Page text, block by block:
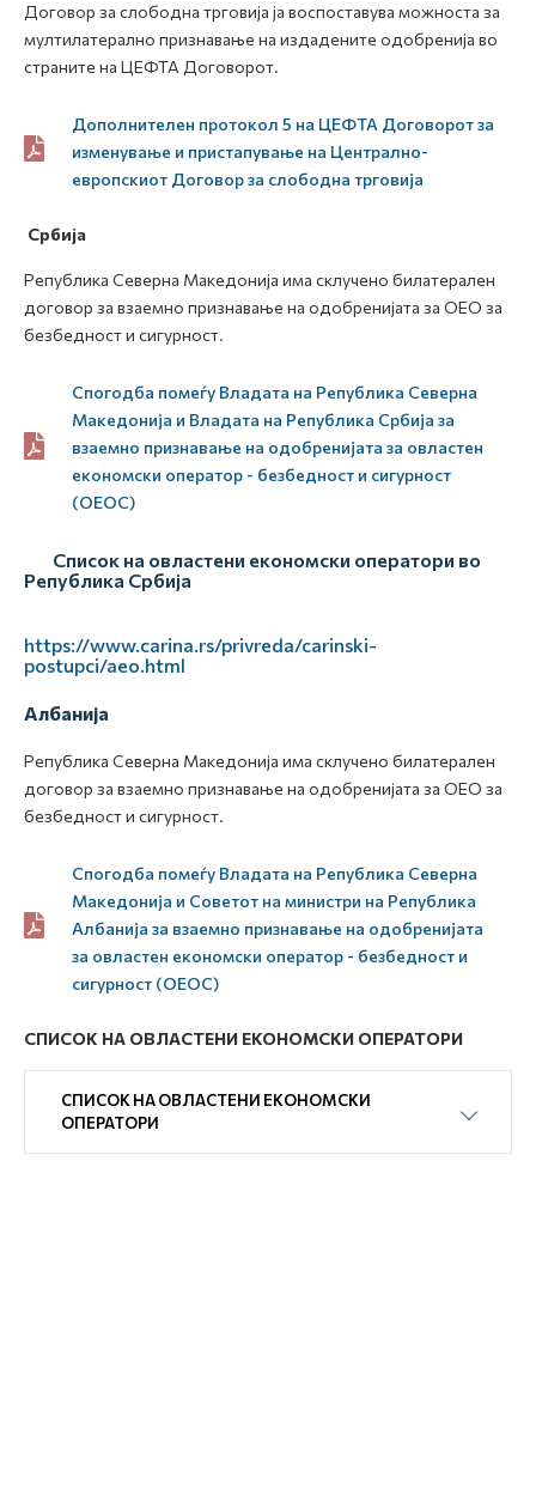
Договор за слободна трговија ја воспоставува можноста за
мултилатерално признавање на издадените одобренија во
страните на ЦЕФТА Договорот.
Дополнителен протокол 5 на ЦЕФТА Договорот за
изменување и пристапување на Централно-
европскиот Договор за слободна трговија
Србија
Република Северна Македонија има склучено билатерален
договор за взаемно признавање на одобренијата за ОЕО за
безбедност и сигурност.
Спогодба помеѓу Владата на Република Северна
Македонија и Владата на Република Србија за
взаемно признавање на одобренијата за овластен
економски оператор - безбедност и сигурност
(ОЕОС)
Список на овластени економски оператори во
Република Србија
https://www.carina.rs/privreda/carinski-
postupci/aeo.html
Албанија
Република Северна Македонија има склучено билатерален
договор за взаемно признавање на одобренијата за ОЕО за
безбедност и сигурност.
Спогодба помеѓу Владата на Република Северна
Македонија и Советот на министри на Република
Албанија за взаемно признавање на одобренијата
за овластен економски оператор - безбедност и
сигурност (ОЕОС)
СПИСОК НА ОВЛАСТЕНИ ЕКОНОМСКИ ОПЕРАТОРИ
СПИСОК НА ОВЛАСТЕНИ ЕКОНОМСКИ
ОПЕРАТОРИ